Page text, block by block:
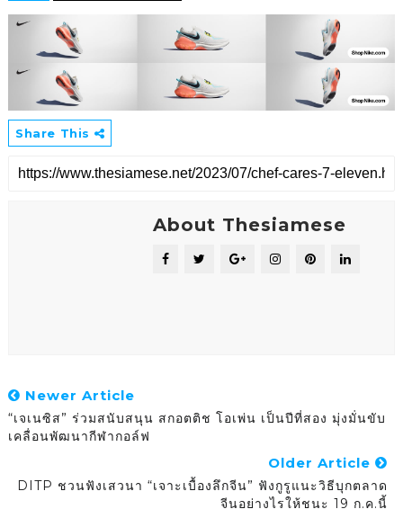
Share This
About Thesiamese
Newer Article
“เจเนซิส” ร่วมสนับสนุน สกอตติช โอเพ่น เป็นปีที่สอง มุ่งมั่นขับ
เคลื่อนพัฒนากีฬากอล์ฟ
Older Article
DITP ชวนฟังเสวนา “เจาะเบื้องลึกจีน” ฟังกูรูแนะวิธีบุกตลาด
จีนอย่างไรให้ชนะ 19 ก.ค.นี้